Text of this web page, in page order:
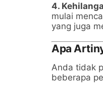
4.
mulai
yang juga
Apa
Anda tidak
beberapa